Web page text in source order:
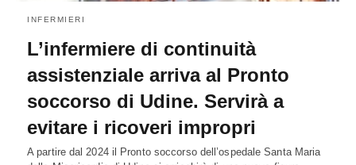
INFERMIERI
L’infermiere di continuità
assistenziale arriva al Pronto
soccorso di Udine. Servirà a
evitare i ricoveri impropri
A partire dal 2024 il Pronto soccorso dell’ospedale Santa Maria